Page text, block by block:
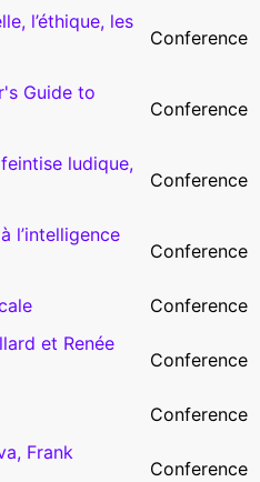
l’éthique, les
Conference
Guide to
Conference
ludique,
Conference
l’intelligence
Conference
Conference
et Renée
Conference
Conference
Frank
Conference